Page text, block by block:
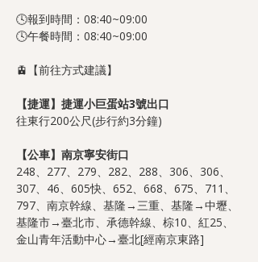
🕓報到時間：08:40~09:00
🕓午餐時間：08:40~09:00
🚊【前往方式建議】
【捷運】捷運小巨蛋站3號出口
往東行200公尺(步行約3分鐘)
【公車】南京寧安街口
248、277、279、282、288、306、306、
307、46、605快、652、668、675、711、
797、南京幹線、基隆→三重、基隆→中壢、
基隆市→臺北市、承德幹線、棕10、紅25、
金山青年活動中心→臺北[經南京東路]